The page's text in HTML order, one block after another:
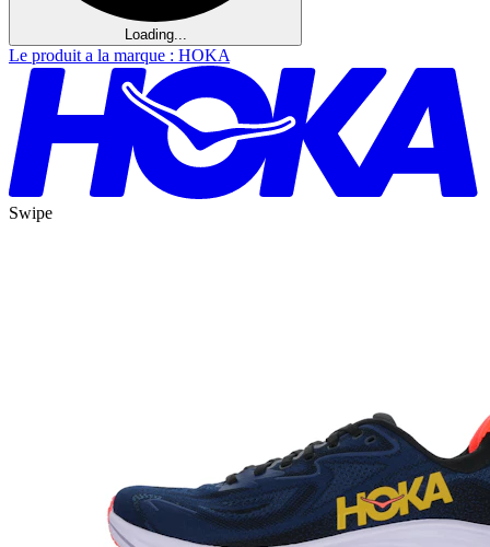
Loading...
Le produit a la marque : HOKA
Swipe